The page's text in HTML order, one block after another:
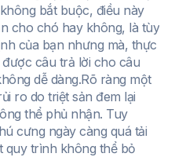
bắt buộc, điều này
cho chó hay không, là tùy
của bạn nhưng mà, thực
câu trả lời cho câu
dễ dàng.Rõ ràng một
ro do triệt sản đem lại
thể phủ nhận. Tuy
cưng ngày càng quá tải
quy trình không thể bỏ